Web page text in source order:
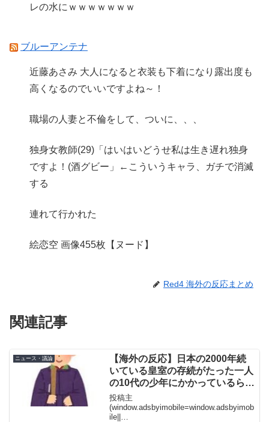
レの水にｗｗｗｗｗｗｗ
ブルーアンテナ
近藤あさみ 大人になると衣装も下着になり露出度も
高くなるのでいいですよね～！
職場の人妻と不倫をして、ついに、、、
独身女教師(29)「はいはいどうせ私は生き遅れ独身
ですよ！(酒グビー」←こういうキャラ、ガチで消滅
する
連れて行かれた
絵恋空 画像455枚【ヌード】
Red4 海外の反応まとめ
関連記事
ニュース・議論
【海外の反応】日本の2000年続
いている皇室の存続がたった一人
の10代の少年にかかっているらし
い
投稿主
(window.adsbyimobile=window.adsbyimob
ile||